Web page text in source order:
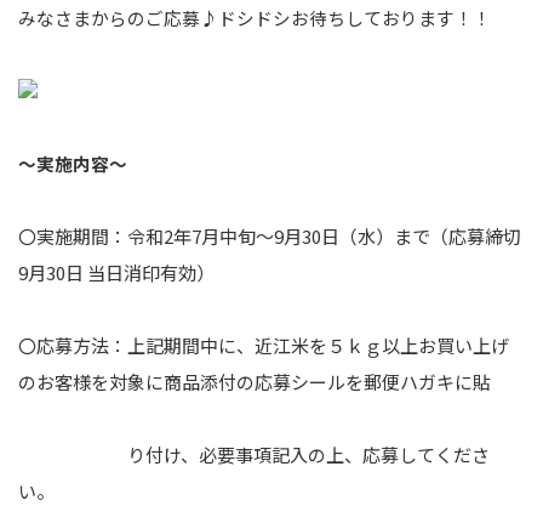
みなさまからのご応募♪ドシドシお待ちしております！！
～実施内容～
〇実施期間：令和2年7月中旬～9月30日（水）まで（応募締切
9月30日 当日消印有効）
〇応募方法：上記期間中に、近江米を５ｋｇ以上お買い上げ
のお客様を対象に商品添付の応募シールを郵便ハガキに貼
り付け、必要事項記入の上、応募してくださ
い。